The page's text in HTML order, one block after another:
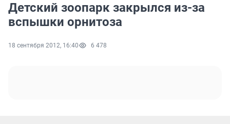
Детский зоопарк закрылся из-за
вспышки орнитоза
18 сентября 2012, 16:40 6 478